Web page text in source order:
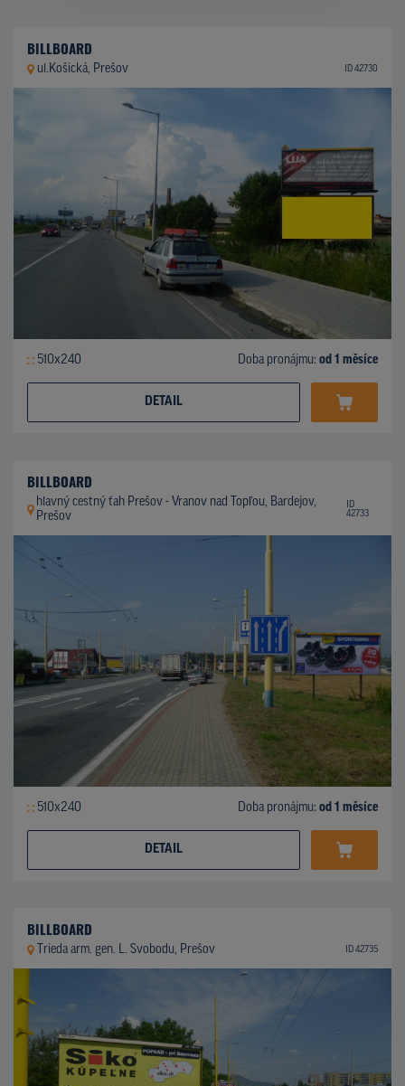
BILLBOARD
ul.Košická, Prešov ID 42730
510x240 Doba pronájmu: od 1 měsíce
DETAIL
BILLBOARD
hlavný cestný ťah Prešov - Vranov nad Topľou, Bardejov,
Prešov
ID
42733
510x240 Doba pronájmu: od 1 měsíce
DETAIL
BILLBOARD
Trieda arm. gen. L. Svobodu, Prešov ID 42735